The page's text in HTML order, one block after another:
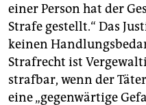
einer Person hat der
Strafe gestellt.“ Das
keinen
Strafrecht ist
strafbar, wenn der
eine „gegenwärtige